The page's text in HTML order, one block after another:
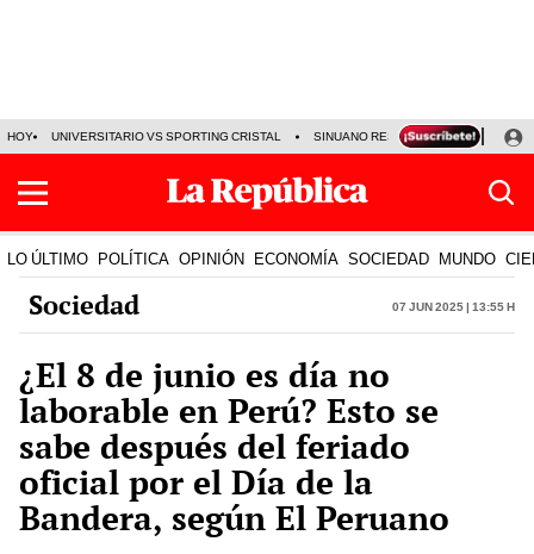
HOY UNIVERSITARIO VS SPORTING CRISTAL SINUANO RESULTADOS HOY
LO ÚLTIMO POLÍTICA OPINIÓN ECONOMÍA SOCIEDAD MUNDO
Sociedad 07 Jun 2025 | 13:55 h
¿El 8 de junio es día no
laborable en Perú? Esto se
sabe después del feriado
oficial por el Día de la
Bandera, según El Peruano